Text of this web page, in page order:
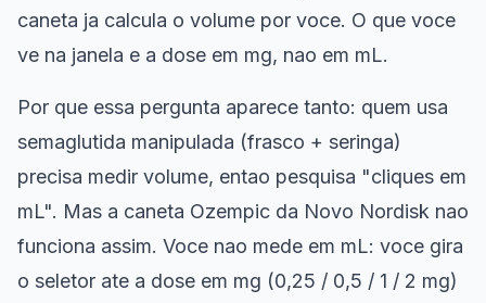
caneta ja calcula o volume por voce. O que voce
ve na janela e a dose em mg, nao em mL.
Por que essa pergunta aparece tanto: quem usa
semaglutida manipulada (frasco + seringa)
precisa medir volume, entao pesquisa "cliques em
mL". Mas a caneta Ozempic da Novo Nordisk nao
funciona assim. Voce nao mede em mL: voce gira
o seletor ate a dose em mg (0,25 / 0,5 / 1 / 2 mg)